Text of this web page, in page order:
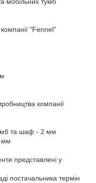
мобільних тумб
"Fennel"
компанії
та шаф - 2 мм
мм
представлені у
постачальника термін